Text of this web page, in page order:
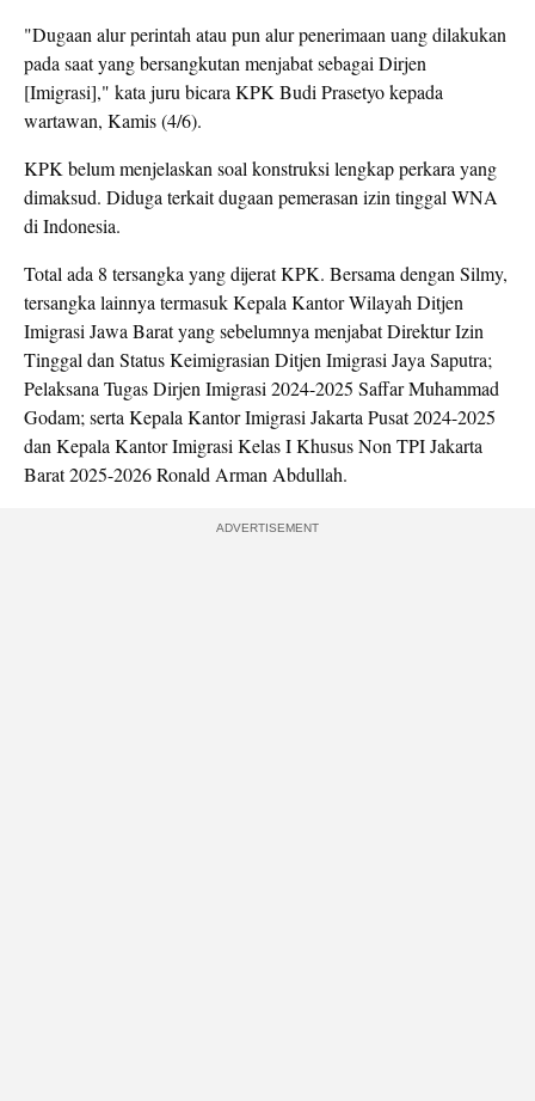
"Dugaan alur perintah atau pun alur penerimaan uang dilakukan
pada saat yang bersangkutan menjabat sebagai Dirjen
[Imigrasi]," kata juru bicara KPK Budi Prasetyo kepada
wartawan, Kamis (4/6).
KPK belum menjelaskan soal konstruksi lengkap perkara yang
dimaksud. Diduga terkait dugaan pemerasan izin tinggal WNA
di Indonesia.
Total ada 8 tersangka yang dijerat KPK. Bersama dengan Silmy,
tersangka lainnya termasuk Kepala Kantor Wilayah Ditjen
Imigrasi Jawa Barat yang sebelumnya menjabat Direktur Izin
Tinggal dan Status Keimigrasian Ditjen Imigrasi Jaya Saputra;
Pelaksana Tugas Dirjen Imigrasi 2024-2025 Saffar Muhammad
Godam; serta Kepala Kantor Imigrasi Jakarta Pusat 2024-2025
dan Kepala Kantor Imigrasi Kelas I Khusus Non TPI Jakarta
Barat 2025-2026 Ronald Arman Abdullah.
ADVERTISEMENT